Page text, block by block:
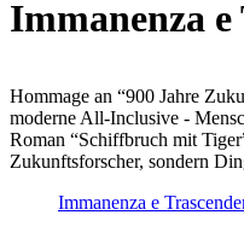
Immanenza e
Hommage an “900 Jahre
moderne All-Inclusive -
Roman “Schiffbruch mit
Zukunftsforscher, sondern
Immanenza e